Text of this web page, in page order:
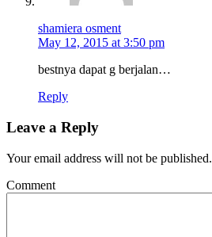
shamiera osment
May 12, 2015 at 3:50 pm
bestnya dapat g berjalan…
Reply
Leave a Reply
Your email address will not be published.
Comment